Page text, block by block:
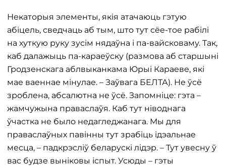
Некаторыя элементы, якія атачаюць гэтую
абіцель, сведчаць аб тым, што тут сёе-тое рабілі
на хуткую руку зусім нядаўна і па-вайсковаму. Так,
каб далажыць па-караеўску (размова аб старшыні
Гродзенскага аблвыканкама Юрыі Караеве, які
мае ваеннае мінулае. – Заўвага БЕЛТА). Не ўсё
зроблена, абсалютна не ўсё. Запомніце: гэта –
жамчужына праваслаўя. Каб тут ніводнага
ўчастка не было недагледжанага. Мы для
праваслаўных павінны тут зрабіць ідэальнае
месца, – падкрэсліў беларускі лідэр. – Тут увесну ў
вас будзе выніковы іспыт. Усюды – гэты